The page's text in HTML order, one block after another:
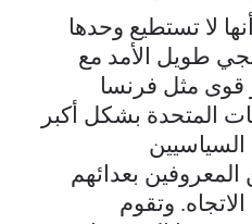
لا تستطيع وحدها
طويل الأمد مع
قوى مثل فرنسا
المتحدة بشكل أكبر
المعروفين بعدائهم
وتقوم